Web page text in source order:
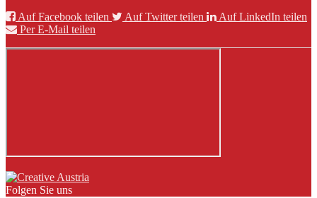
Auf Facebook teilen
Auf Twitter teilen
Auf LinkedIn teilen
Per E-Mail teilen
Folgen Sie uns